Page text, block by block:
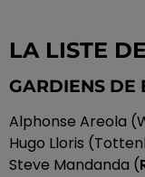
LA LISTE
GARDIENS DE
Alphonse Areola
Hugo Lloris
Steve Mandanda (